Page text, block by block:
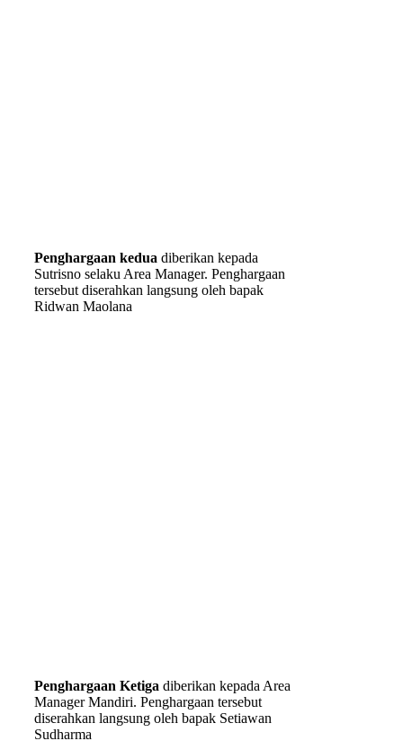
Penghargaan kedua diberikan kepada
Sutrisno selaku Area Manager. Penghargaan
tersebut diserahkan langsung oleh bapak
Ridwan Maolana
Penghargaan Ketiga diberikan kepada Area
Manager Mandiri. Penghargaan tersebut
diserahkan langsung oleh bapak Setiawan
Sudharma